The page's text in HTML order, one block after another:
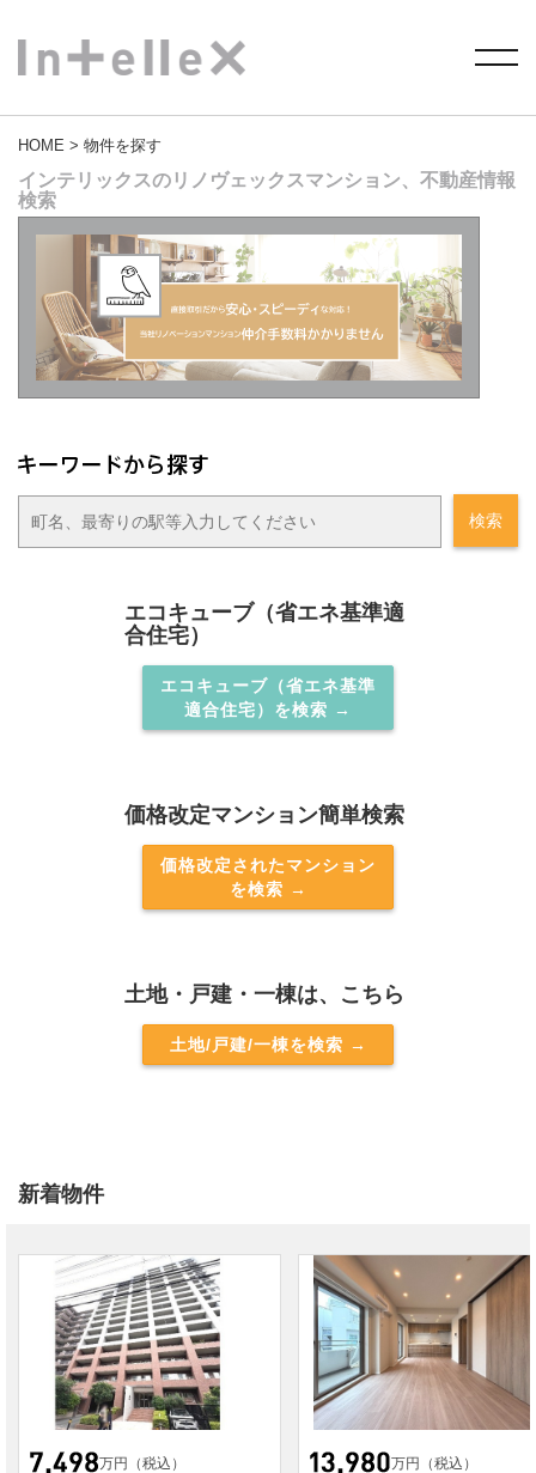
HOME > 物件を探す
インテリックスのリノヴェックスマンション、不動産情報
検索
エコキューブ（省エネ基準適
合住宅）
エコキューブ（省エネ基準
適合住宅）を検索 →
価格改定マンション簡単検索
価格改定されたマンション
を検索 →
土地・戸建・一棟は、こちら
土地/戸建/一棟を検索 →
新着物件
万円（税込） 万円（税込）